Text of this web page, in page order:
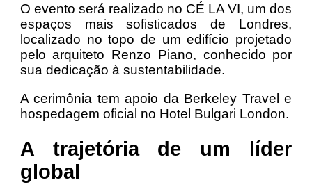
O evento será realizado no CÉ LA VI, um dos
espaços mais sofisticados de Londres,
localizado no topo de um edifício projetado
pelo arquiteto Renzo Piano, conhecido por
sua dedicação à sustentabilidade.
A cerimônia tem apoio da Berkeley Travel e
hospedagem oficial no Hotel Bulgari London.
A trajetória de um líder
global